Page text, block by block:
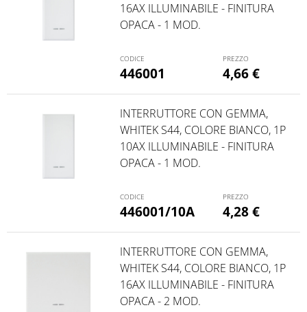
446001
16AX ILLUMINABILE - FINITURA
OPACA - 1 MOD.
4,66€
446001/10A
INTERRUTTORE CON GEMMA,
WHITEK S44, COLORE BIANCO, 1P
10AX ILLUMINABILE - FINITURA
OPACA - 1 MOD.
4,28€
INTERRUTTORE CON GEMMA,
WHITEK S44, COLORE BIANCO, 1P
16AX ILLUMINABILE - FINITURA
OPACA - 2 MOD.